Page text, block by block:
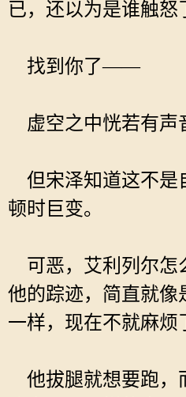
已，还以为是谁触怒
找到你了——
虚空之中恍若有声
但宋泽知道这不是
顿时巨变。
可恶，艾利列尔怎
他的踪迹，简直就像
一样，现在不就麻烦
他拔腿就想要跑，